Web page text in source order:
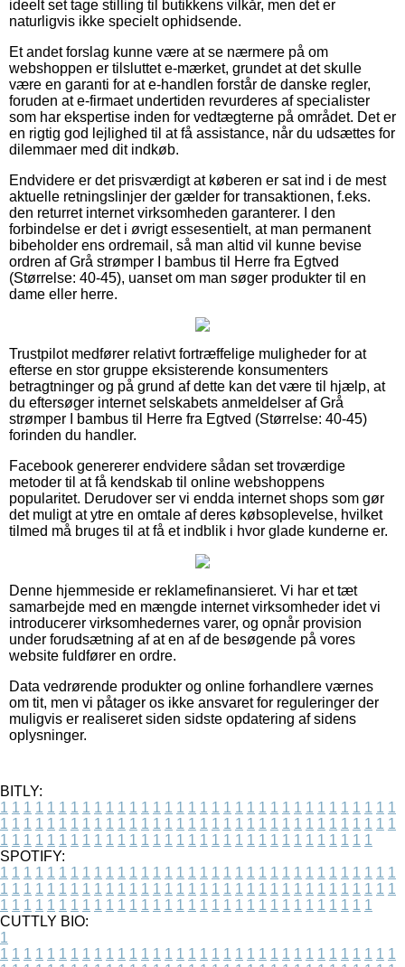
ideelt set tage stilling til butikkens vilkår, men det er
naturligvis ikke specielt ophidsende.
Et andet forslag kunne være at se nærmere på om
webshoppen er tilsluttet e-mærket, grundet at det skulle
være en garanti for at e-handlen forstår de danske regler,
foruden at e-firmaet undertiden revurderes af specialister
som har ekspertise inden for vedtægterne på området. Det er
en rigtig god lejlighed til at få assistance, når du udsættes for
dilemmaer med dit indkøb.
Endvidere er det prisværdigt at køberen er sat ind i de mest
aktuelle retningslinjer der gælder for transaktionen, f.eks.
den returret internet virksomheden garanterer. I den
forbindelse er det i øvrigt essesentielt, at man permanent
bibeholder ens ordremail, så man altid vil kunne bevise
ordren af Grå strømper I bambus til Herre fra Egtved
(Størrelse: 40-45), uanset om man søger produkter til en
dame eller herre.
Trustpilot medfører relativt fortræffelige muligheder for at
efterse en stor gruppe eksisterende konsumenters
betragtninger og på grund af dette kan det være til hjælp, at
du eftersøger internet selskabets anmeldelser af Grå
strømper I bambus til Herre fra Egtved (Størrelse: 40-45)
forinden du handler.
Facebook genererer endvidere sådan set troværdige
metoder til at få kendskab til online webshoppens
popularitet. Derudover ser vi endda internet shops som gør
det muligt at ytre en omtale af deres købsoplevelse, hvilket
tilmed må bruges til at få et indblik i hvor glade kunderne er.
Denne hjemmeside er reklamefinansieret. Vi har et tæt
samarbejde med en mængde internet virksomheder idet vi
introducerer virksomhedernes varer, og opnår provision
under forudsætning af at en af de besøgende på vores
website fuldfører en ordre.
Data vedrørende produkter og online forhandlere værnes
om tit, men vi påtager os ikke ansvaret for reguleringer der
muligvis er realiseret siden sidste opdatering af sidens
oplysninger.
BITLY:
1 1 1 1 1 1 1 1 1 1 1 1 1 1 1 1 1 1 1 1 1 1 1 1 1 1 1 1 1 1 1 1 1 1
1 1 1 1 1 1 1 1 1 1 1 1 1 1 1 1 1 1 1 1 1 1 1 1 1 1 1 1 1 1 1 1 1 1
1 1 1 1 1 1 1 1 1 1 1 1 1 1 1 1 1 1 1 1 1 1 1 1 1 1 1 1 1 1 1 1
SPOTIFY:
1 1 1 1 1 1 1 1 1 1 1 1 1 1 1 1 1 1 1 1 1 1 1 1 1 1 1 1 1 1 1 1 1 1
1 1 1 1 1 1 1 1 1 1 1 1 1 1 1 1 1 1 1 1 1 1 1 1 1 1 1 1 1 1 1 1 1 1
1 1 1 1 1 1 1 1 1 1 1 1 1 1 1 1 1 1 1 1 1 1 1 1 1 1 1 1 1 1 1 1
CUTTLY BIO:
1
1 1 1 1 1 1 1 1 1 1 1 1 1 1 1 1 1 1 1 1 1 1 1 1 1 1 1 1 1 1 1 1 1 1